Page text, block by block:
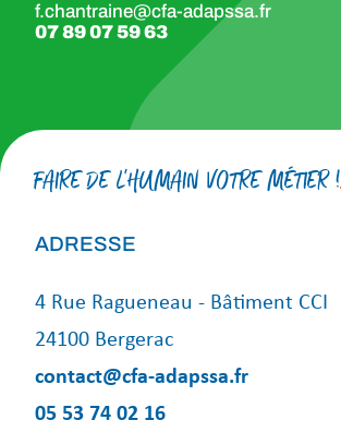
f.chantraine@cfa-adapssa.fr
07 89 07 59 63
FAIRE DE L'HUMAIN VOTRE MÉTIER !
ADRESSE
4 Rue Ragueneau - Bâtiment CCI
24100 Bergerac
contact@cfa-adapssa.fr
05 53 74 02 16